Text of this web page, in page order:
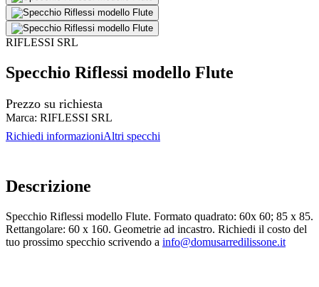
RIFLESSI SRL
Specchio Riflessi modello Flute
Prezzo su richiesta
Marca: RIFLESSI SRL
Richiedi informazioniAltri specchi
Descrizione
Specchio Riflessi modello Flute. Formato quadrato: 60x 60; 85 x 85.
Rettangolare: 60 x 160. Geometrie ad incastro. Richiedi il costo del
tuo prossimo specchio scrivendo a info@domusarredilissone.it